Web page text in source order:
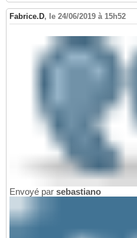
Fabrice.D, le 24/06/2019 à 15h52
Envoyé par sebastiano